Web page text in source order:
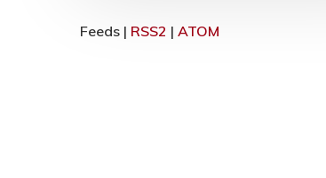
Feeds | RSS2 | ATOM